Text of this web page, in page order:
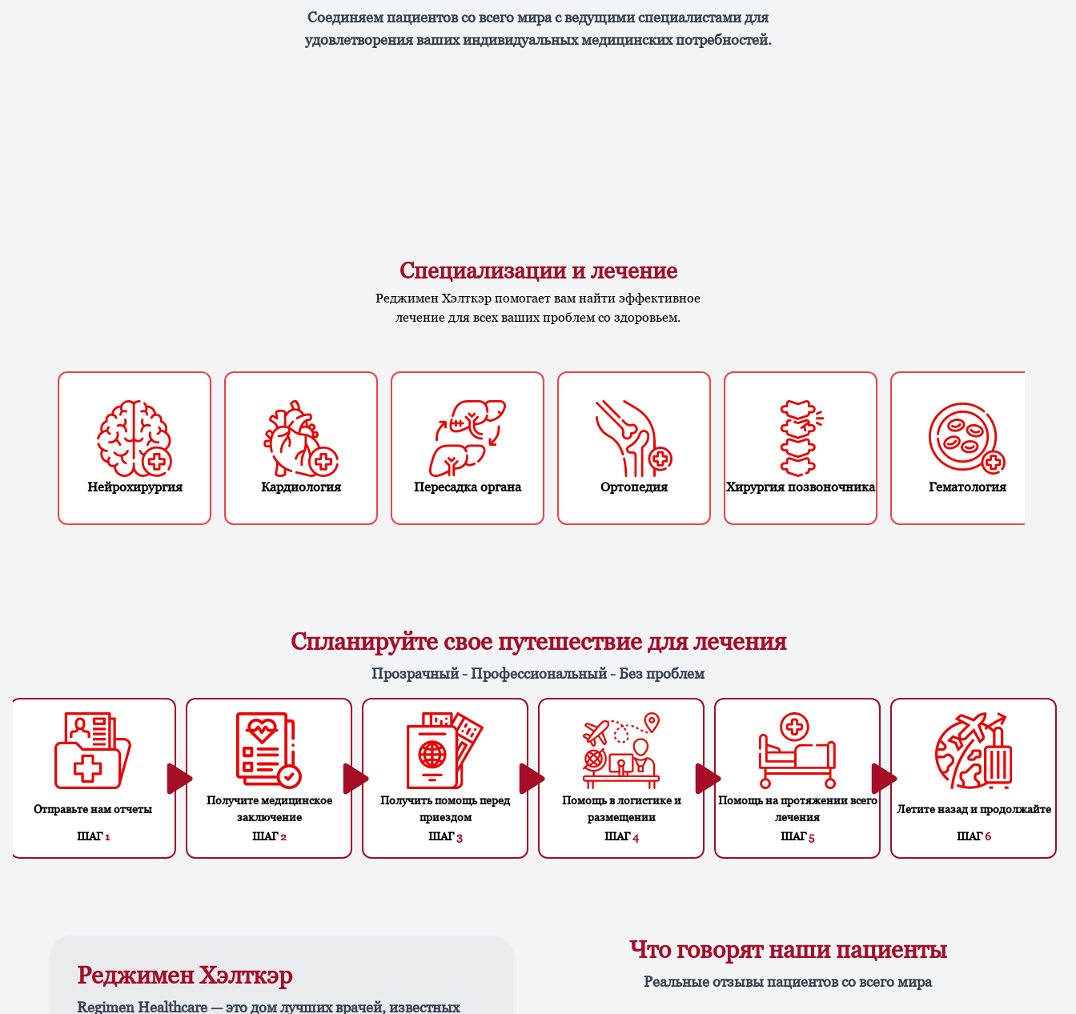
Соединяем пациентов со всего мира с ведущими специалистами для
удовлетворения ваших индивидуальных медицинских потребностей.
Специализации и лечение
Реджимен Хэлткэр помогает вам найти эффективное
лечение для всех ваших проблем со здоровьем.
Нейрохирургия Кардиология Пересадка органа Ортопедия Хирургия позвоночника Гематология
Спланируйте свое путешествие для лечения
Прозрачный - Профессиональный - Без проблем
Отправьте нам отчеты
ШАГ1
Получите медицинское
заключение
ШАГ2
Получить помощь перед
приездом
ШАГ3
Помощь в логистике и
размещении
ШАГ4
Помощь на протяжении всего
лечения
ШАГ5
Летите назад и продолжайте
ШАГ6
Реджимен Хэлткэр
Regimen Healthcare — это дом лучших врачей, известных
Что говорят наши пациенты
Реальные отзывы пациентов со всего мира